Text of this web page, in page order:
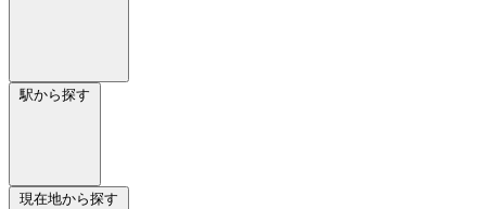
駅から探す
現在地から探す